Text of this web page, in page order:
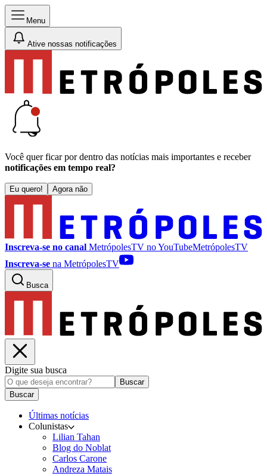
Menu
Ative nossas notificações
Você quer ficar por dentro das notícias mais importantes e receber
notificações em tempo real?
Eu quero! Agora não
Inscreva-se no canal MetrópolesTV noYouTubeMetrópolesTV
Inscreva-se na MetrópolesTV
Busca
Digite sua busca
Buscar
Buscar
Últimas notícias
Colunistas
Lilian Tahan
Blog do Noblat
Carlos Carone
Andreza Matais